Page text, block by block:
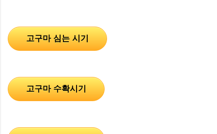
고구마 심는 시기
고구마 수확시기